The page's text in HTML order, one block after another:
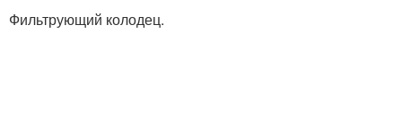
Фильтрующий колодец.